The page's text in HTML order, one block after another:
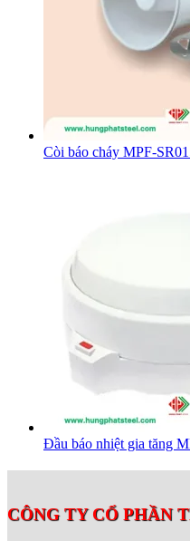
Còi báo cháy MPF-
Đầu báo nhiệt gia tăng
CÔNG TY CỔ PHẦN